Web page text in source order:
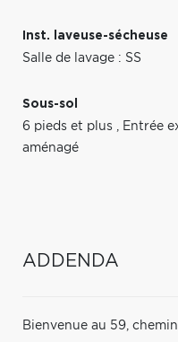
Inst. laveuse-sécheuse
Salle de lavage : SS
Sous-sol
6 pieds et plus , Entrée
aménagé
ADDENDA
Bienvenue au 59,